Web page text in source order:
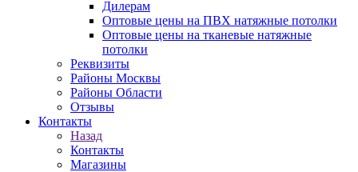
Дилерам
Оптовые цены на ПВХ натяжные потолки
Оптовые цены на тканевые натяжные
потолки
Реквизиты
Районы Москвы
Районы Области
Отзывы
Контакты
Назад
Контакты
Магазины